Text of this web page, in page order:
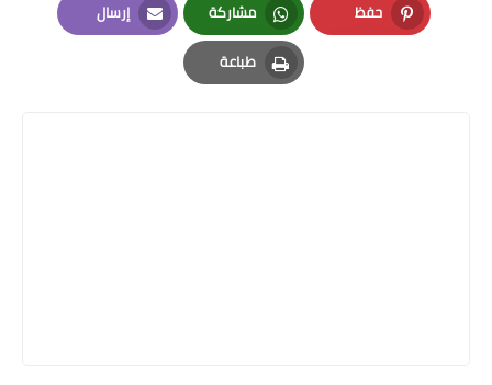
حفظ
Pinterest
مشاركة
Whatsapp
إرسال
Email
طباعة
Print